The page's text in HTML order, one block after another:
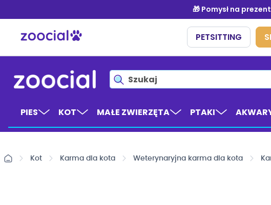
treści
PIES KOT MAŁE ZWIERZĘTA PTAKI
Kot Karma dla kota Weterynaryjna karma dla kota